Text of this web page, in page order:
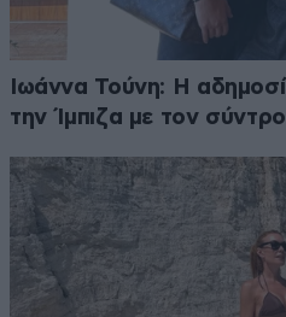
Ιωάννα Τούνη: Η
την Ίμπιζα με τον